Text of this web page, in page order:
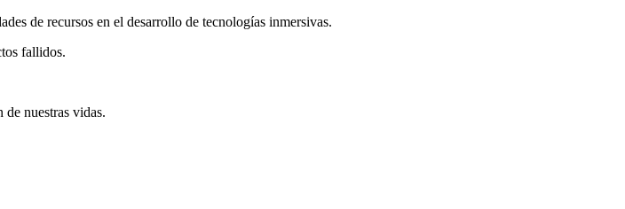
de recursos en el desarrollo de tecnologías inmersivas.
fallidos.
nuestras vidas.